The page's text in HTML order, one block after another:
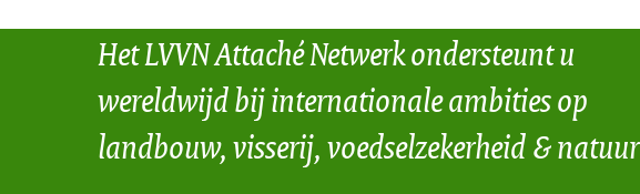
Het LVVN Attaché Netwerk ondersteunt u
wereldwijd bij internationale ambities op
landbouw, visserij, voedselzekerheid & natuur